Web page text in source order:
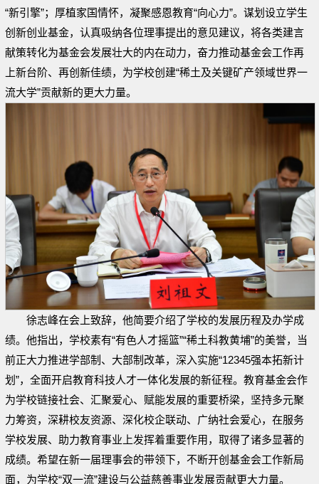
“新引擎”；厚植家国情怀，凝聚感恩教育“向心力”。谋划设立学生
创新创业基金，认真吸纳各位理事提出的意见建议，将各类建言
献策转化为基金会发展壮大的内在动力，奋力推动基金会工作再
上新台阶、再创新佳绩，为学校创建“稀土及关键矿产领域世界一
流大学”贡献新的更大力量。
徐志峰在会上致辞，他简要介绍了学校的发展历程及办学成
绩。他指出，学校素有“有色人才摇篮”“稀土科教黄埔”的美誉，当
前正大力推进学部制、大部制改革，深入实施“12345强本拓新计
划”，全面开启教育科技人才一体化发展的新征程。教育基金会作
为学校链接社会、汇聚爱心、赋能发展的重要桥梁，坚持多元聚
力筹资，深耕校友资源、深化校企联动、广纳社会爱心，在服务
学校发展、助力教育事业上发挥着重要作用，取得了诸多显著的
成绩。希望在新一届理事会的带领下，不断开创基金会工作新局
面，为学校“双一流”建设与公益慈善事业发展贡献更大力量。